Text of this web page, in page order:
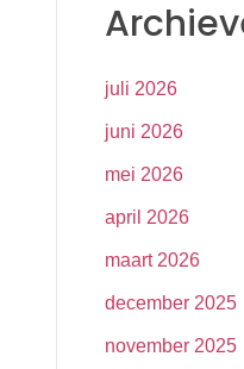
juli 2026
juni 2026
mei 2026
april 2026
maart 2026
december 2025
november 2025